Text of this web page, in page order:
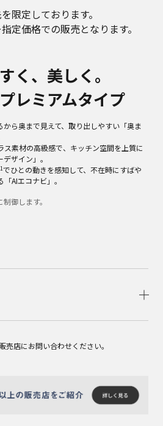
限定しております。
定価格での販売となります。
く、美しく。
レミアムタイプ
から奥まで見えて、取り出しやすい「奥ま
ス素材の高級感で、キッチン空間を上質に
ザイン」。
でひとの動きを感知して、不在時にすばや
AIエコナビ」。
御します。
店にお問い合わせください。